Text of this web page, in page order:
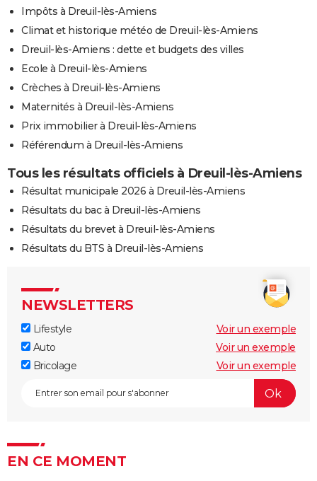
Impôts à Dreuil-lès-Amiens
Climat et historique météo de Dreuil-lès-Amiens
Dreuil-lès-Amiens : dette et budgets des villes
Ecole à Dreuil-lès-Amiens
Crèches à Dreuil-lès-Amiens
Maternités à Dreuil-lès-Amiens
Prix immobilier à Dreuil-lès-Amiens
Référendum à Dreuil-lès-Amiens
Tous les résultats officiels à Dreuil-lès-Amiens
Résultat municipale 2026 à Dreuil-lès-Amiens
Résultats du bac à Dreuil-lès-Amiens
Résultats du brevet à Dreuil-lès-Amiens
Résultats du BTS à Dreuil-lès-Amiens
NEWSLETTERS
Lifestyle
Voir un exemple
Auto
Voir un exemple
Bricolage
Voir un exemple
EN CE MOMENT